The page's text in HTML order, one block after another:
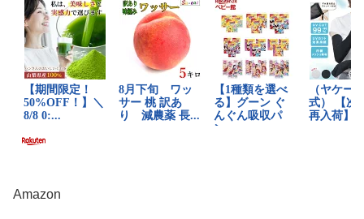
Amazon